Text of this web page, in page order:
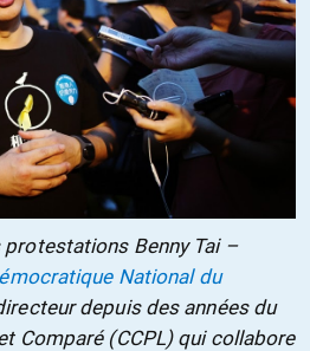
protestations Benny Tai –
National du
depuis des années du
Comparé (CCPL) qui collabore